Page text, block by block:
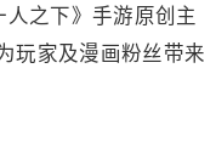
之下》手游原创主
玩家及漫画粉丝带来